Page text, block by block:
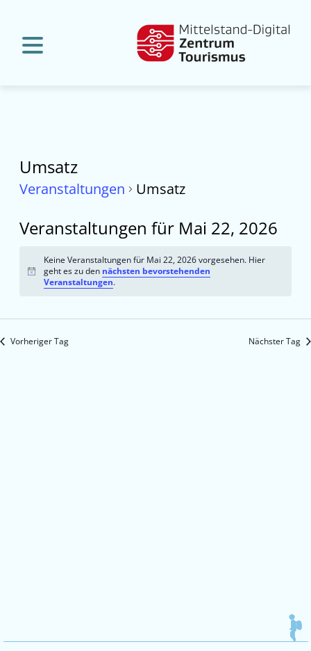
Umsatz
Veranstaltungen Umsatz
Veranstaltungen für Mai 22, 2026
Hinweis
Keine Veranstaltungen für Mai 22, 2026 vorgesehen. Hier
geht es zu den nächsten bevorstehenden
Veranstaltungen.
Vorheriger Tag Nächster Tag